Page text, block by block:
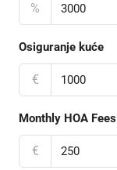
%
Osiguranje kuće
€
Monthly HOA Fees
€